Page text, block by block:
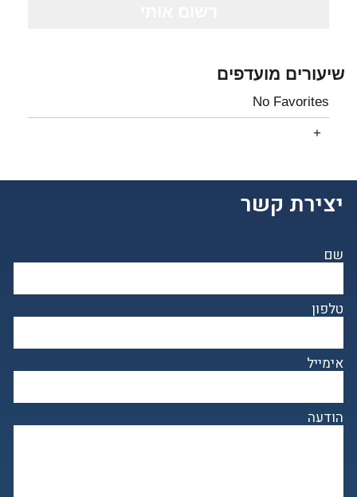
שיעורים מועדפים
No Favorites
יצירת קשר
שם
טלפון
אימייל
הודעה